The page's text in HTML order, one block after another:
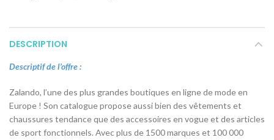
DESCRIPTION
Descriptif de l’offre :
Zalando, l’une des plus grandes boutiques en ligne de mode en
Europe ! Son catalogue propose aussi bien des vêtements et
chaussures tendance que des accessoires en vogue et des articles
de sport fonctionnels. Avec plus de 1500 marques et 100 000